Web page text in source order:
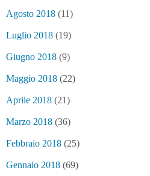
Agosto 2018 (11)
Luglio 2018 (19)
Giugno 2018 (9)
Maggio 2018 (22)
Aprile 2018 (21)
Marzo 2018 (36)
Febbraio 2018 (25)
Gennaio 2018 (69)